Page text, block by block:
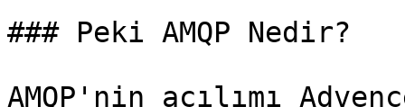
### Peki AMQP Nedir?
AMQP'nin açılımı